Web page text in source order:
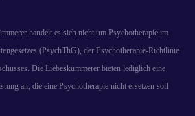
handelt es sich nicht um Psychotherapie im
(PsychThG), der Psychotherapie-Richtlinie
Die Liebeskümmerer bieten lediglich eine
an, die eine Psychotherapie nicht ersetzen soll